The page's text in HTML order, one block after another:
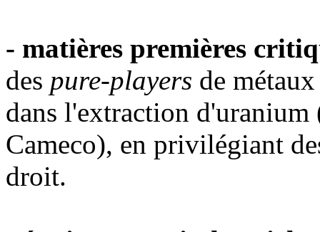
- matières premières
des pure-players de
dans l'extraction d'uranium
Cameco), en privilégiant
droit.